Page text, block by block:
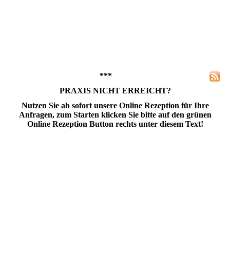
***
PRAXIS NICHT ERREICHT?
Nutzen Sie ab sofort unsere Online Rezeption für Ihre
Anfragen, zum Starten klicken Sie bitte auf den grünen
Online Rezeption Button rechts unter diesem Text!